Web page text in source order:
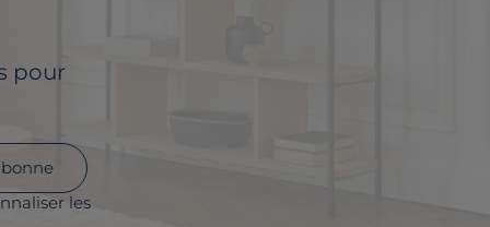
pour
les